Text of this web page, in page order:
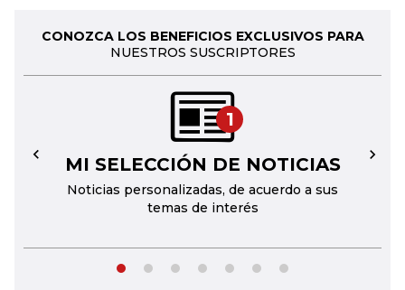
CONOZCA LOS BENEFICIOS EXCLUSIVOS PARA
NUESTROS SUSCRIPTORES
1
MI SELECCIÓN DE NOTICIAS
Noticias personalizadas, de acuerdo a sus
temas de interés
← →